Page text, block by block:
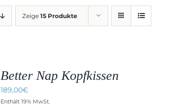
Zeige 15 Produkte
Better Nap Kopfkissen
189,00€
Enthält 19% MwSt.